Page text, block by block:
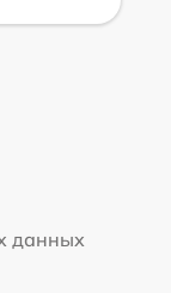
данных